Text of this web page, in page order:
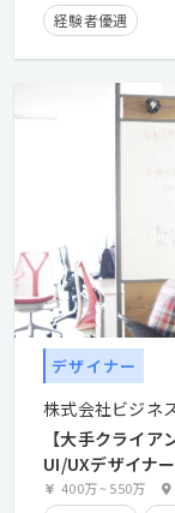
経験者優遇
デザイナー
株式会社ビジネ
【大手クライ
UI/UXデザイナー
400万~550万